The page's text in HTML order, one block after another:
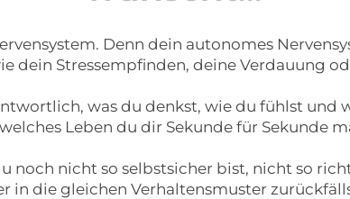
Denn dein autonomes
dein Stressempfinden, deine Verdauung
was du denkst, wie du fühlst und
Leben du dir Sekunde für Sekunde
noch nicht so selbstsicher bist, nicht so
in die gleichen Verhaltensmuster